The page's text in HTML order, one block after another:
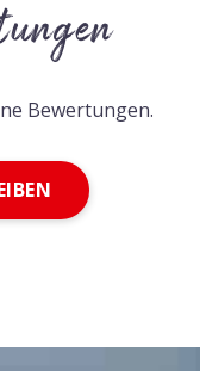
Bewertungen.